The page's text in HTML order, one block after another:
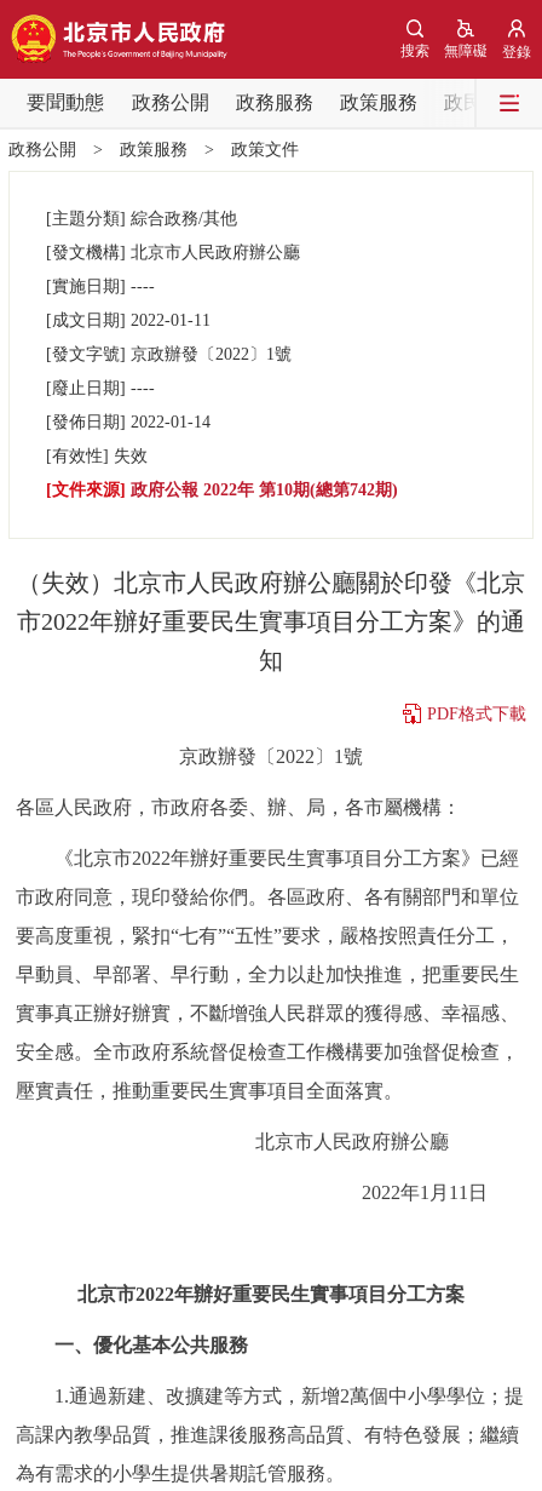
登錄
無障礙
搜索
要聞動態 政務公開 政務服務 政策服務 政民互動
要聞動態
黨中央精神 國務院資訊
北京要聞
政務公開
市領導
政策兌現 政策解讀
決策公開 專題公開
政務服務
利企服務
政民互動
12345網上接訴即辦 我要諮詢 我要建議
走進北京
多語種
ENGLISH 한국어
DEUTSCH FRANÇAIS РУССКИЙ ЯЗЫК
政務公開 > 政策服務 > 政策文件
[主題分類] 綜合政務/其他
[發文機構] 北京市人民政府辦公廳
[實施日期] ----
[成文日期] 2022-01-11
[發文字號] 京政辦發 〔2022〕 1號
[廢止日期] ----
[發佈日期] 2022-01-14
[有效性] 失效
[文件來源] 政府公報 2022年 第10期(總第742期)
（失效）北京市人民政府辦公廳關於印發《北京
市2022年辦好重要民生實事項目分工方案》的通
知
PDF格式下載
京政辦發〔2022〕1號
各區人民政府，市政府各委、辦、局，各市屬機構：
《北京市2022年辦好重要民生實事項目分工方案》已經
市政府同意，現印發給你們。各區政府、各有關部門和單位
要高度重視，緊扣“七有”“五性”要求，嚴格按照責任分工，
早動員、早部署、早行動，全力以赴加快推進，把重要民生
實事真正辦好辦實，不斷增強人民群眾的獲得感、幸福感、
安全感。全市政府系統督促檢查工作機構要加強督促檢查，
壓實責任，推動重要民生實事項目全面落實。
北京市人民政府辦公廳
2022年1月11日
北京市2022年辦好重要民生實事項目分工方案
一、優化基本公共服務
1.通過新建、改擴建等方式，新增2萬個中小學學位；提
高課內教學品質，推進課後服務高品質、有特色發展；繼續
為有需求的小學生提供暑期託管服務。